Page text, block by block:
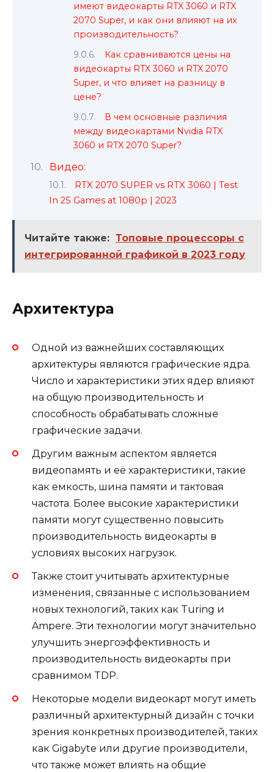
имеют видеокарты RTX 3060 и RTX
2070 Super, и как они влияют на их
производительность?
Как сравниваются цены на
видеокарты RTX 3060 и RTX 2070
Super, и что влияет на разницу в
цене?
В чем основные различия
между видеокартами Nvidia RTX
3060 и RTX 2070 Super?
Видео:
RTX 2070 SUPER vs RTX 3060 | Test
In 25 Games at 1080p | 2023
Читайте также: Топовые процессоры с
интегрированной графикой в 2023 году
Архитектура
Одной из важнейших составляющих
архитектуры являются графические ядра.
Число и характеристики этих ядер влияют
на общую производительность и
способность обрабатывать сложные
графические задачи.
Другим важным аспектом является
видеопамять и её характеристики, такие
как емкость, шина памяти и тактовая
частота. Более высокие характеристики
памяти могут существенно повысить
производительность видеокарты в
условиях высоких нагрузок.
Также стоит учитывать архитектурные
изменения, связанные с использованием
новых технологий, таких как Turing и
Ampere. Эти технологии могут значительно
улучшить энергоэффективность и
производительность видеокарты при
сравнимом TDP.
Некоторые модели видеокарт могут иметь
различный архитектурный дизайн с точки
зрения конкретных производителей, таких
как Gigabyte или другие производители,
что также может влиять на общие